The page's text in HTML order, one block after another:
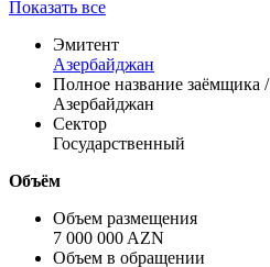
общего объема долгового рынка
управлением национальным
занимается Агентство по ...
Показать все
Эмитент
Азербайджан
Полное название заёмщика /
Азербайджан
Государственный
Объём